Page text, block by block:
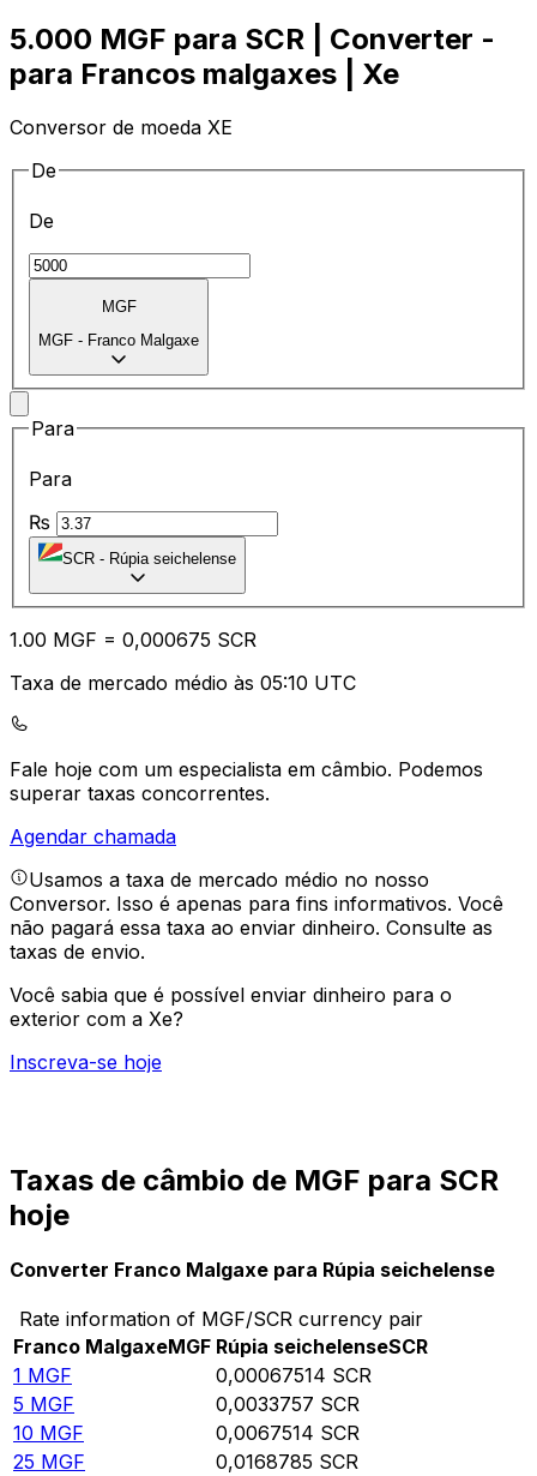
5.000 MGF para SCR | Converter -
para Francos malgaxes | Xe
Conversor de moeda XE
De
De
MGF
MGF - Franco Malgaxe
Para
Para
₨
SCR - Rúpia seichelense
1.00 MGF = 0,000675 SCR
Taxa de mercado médio às 05:10 UTC
Fale hoje com um especialista em câmbio. Podemos
superar taxas concorrentes.
Agendar chamada
Usamos a taxa de mercado médio no nosso
Conversor. Isso é apenas para fins informativos. Você
não pagará essa taxa ao enviar dinheiro. Consulte as
taxas de envio.
Você sabia que é possível enviar dinheiro para o
exterior com a Xe?
Inscreva-se hoje
Taxas de câmbio de MGF para SCR
hoje
Converter Franco Malgaxe para Rúpia seichelense
Rate information of MGF/SCR currency pair
Franco MalgaxeMGF Rúpia seichelenseSCR
1 MGF 0,00067514 SCR
5 MGF 0,0033757 SCR
10 MGF 0,0067514 SCR
25 MGF 0,0168785 SCR